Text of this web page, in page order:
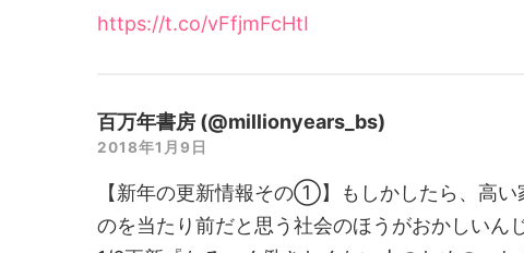
https://t.co/vFfjmFcHtI
百万年書房 (@millionyears_bs)
2018年1月9日
【新年の更新情報その①】もしかしたら、高
のを当たり前だと思う社会のほうがおかしいん